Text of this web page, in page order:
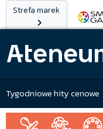
Strefa marek
Tygodniowe hity cenowe